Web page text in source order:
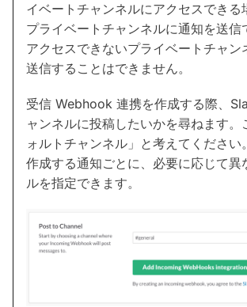
イベートチャンネルにアクセスできる
プライベートチャンネルに通知を送信
アクセスできないプライベートチャン
送信することはできません。
受信 Webhook 連携を作成する際、
ャンネルに投稿したいかを尋ねます。
ォルトチャンネル」と考えてください
作成する通知ごとに、必要に応じて異
ルを指定できます。